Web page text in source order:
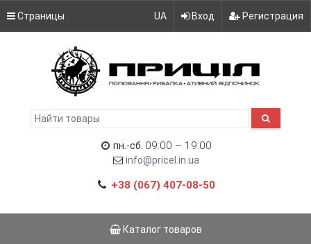
Страницы UA Вход Регистрация
пн.-сб. 09:00 – 19:00
info@pricel.in.ua
+38 (067) 407-08-50
Каталог товаров